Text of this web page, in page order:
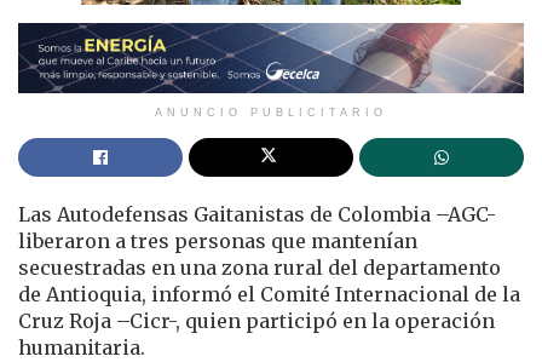
ANUNCIO PUBLICITARIO
Las Autodefensas Gaitanistas de Colombia –AGC-
liberaron a tres personas que mantenían
secuestradas en una zona rural del departamento
de Antioquia, informó el Comité Internacional de la
Cruz Roja –Cicr-, quien participó en la operación
humanitaria.